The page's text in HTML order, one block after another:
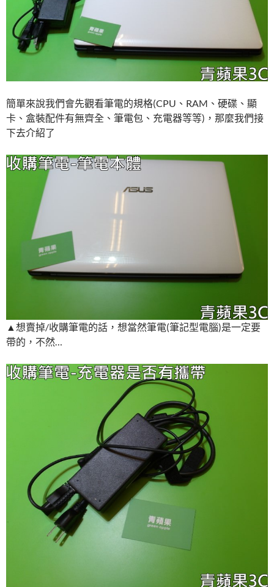
簡單來說我們會先觀看筆電的規格(CPU、RAM、硬碟、顯
卡、盒裝配件有無齊全、筆電包、充電器等等)，那麼我們接
下去介紹了
▲想賣掉/收購筆電的話，想當然筆電(筆記型電腦)是一定要
帶的，不然…